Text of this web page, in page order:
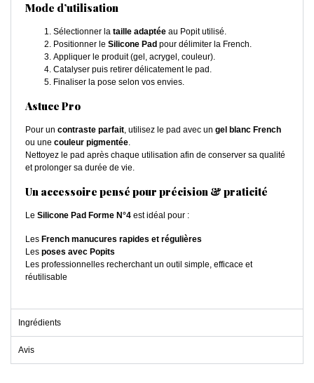
Mode d’utilisation
Sélectionner la taille adaptée au Popit utilisé.
Positionner le Silicone Pad pour délimiter la French.
Appliquer le produit (gel, acrygel, couleur).
Catalyser puis retirer délicatement le pad.
Finaliser la pose selon vos envies.
Astuce Pro
Pour un contraste parfait, utilisez le pad avec un gel blanc French
ou une couleur pigmentée.
Nettoyez le pad après chaque utilisation afin de conserver sa qualité
et prolonger sa durée de vie.
Un accessoire pensé pour précision & praticité
Le Silicone Pad Forme N°4 est idéal pour :
Les French manucures rapides et régulières
Les poses avec Popits
Les professionnelles recherchant un outil simple, efficace et
réutilisable
Ingrédients
Avis